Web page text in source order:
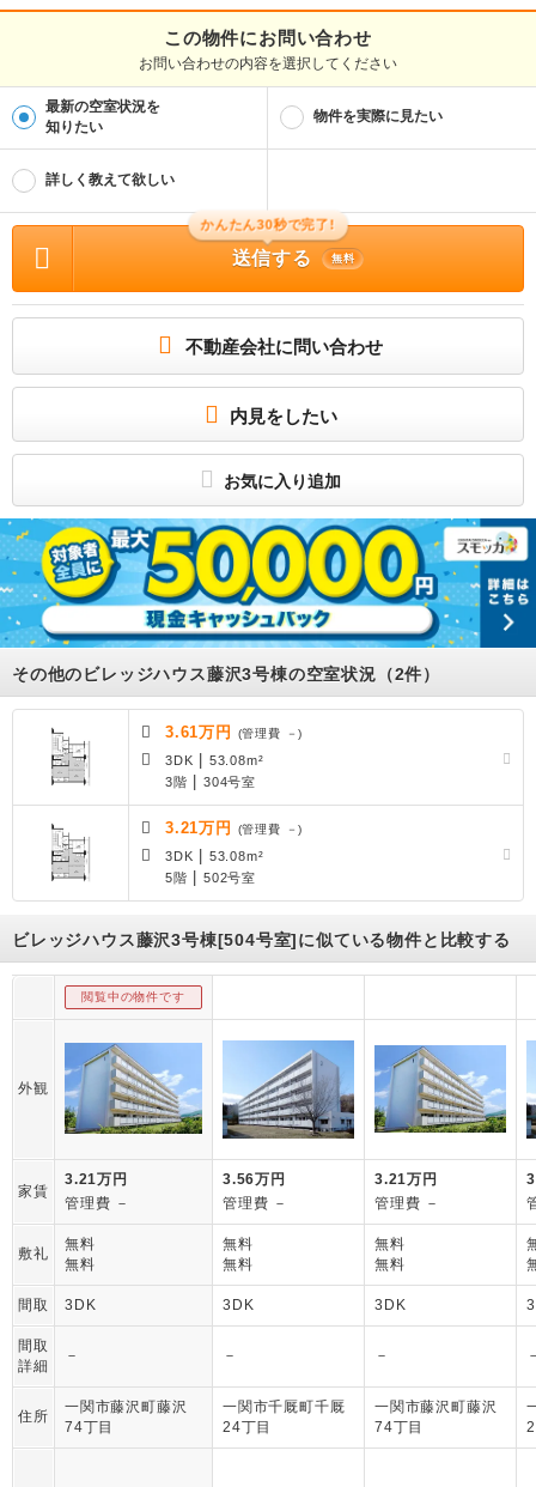
免許番号
東京都知事免許(2)第100758号
貸主
物件管理番号
2162030504
※お問い合わせの際には、担当者へ物件管理番号をお伝えください。
ビレッジハウスは、敷金、礼金、更新料、手数料がすべて0円！さらに
原則として保証人・保証会社不要！※契約内容や審査の結果、敷金や連
帯保証人が必要な場合があります。
物件の所在地 : 岩手県一関市藤沢町藤沢74丁目 / 交通の利便 : 大船渡線/千厩 / 面積
: 53.08m² / 築年月 : 1983年12月 / 賃料 : 3.21万円 / 管理費又は共益費等 : － /
礼金等 : 無料 / 敷金 : 無料、保証金等 : －、 償却、敷引 : － / 住宅総合保険等の損
害保険料 : － / その他 : － / 駐車場 : 空有
徒歩5分～6分。"フリーレント1ヶ月＋最大3万円引越サポートあり！"敷金・礼金・
ざいます。
この物件にお問い合わせ
お問い合わせの内容を選択してください
最新の空室状況を
知りたい
物件を実際に見たい
詳しく教えて欲しい
かんたん30秒で完了!
送信する 無料
不動産会社に問い合わせ
内見をしたい
お気に入り追加
その他のビレッジハウス藤沢3号棟の空室状況（2件）
3.61万円 (管理費 －)
3DK | 53.08m²
3階 |304号室
3.21万円 (管理費 －)
3DK | 53.08m²
5階 |502号室
ビレッジハウス藤沢3号棟[504号室]に似ている物件と比較する
閲覧中の物件です
外観
家賃
3.21万円
管理費 －
3.56万円
管理費 －
3.21万円
管理費 －
敷礼
無料
無料
無料
無料
無料
無料
間取 3DK 3DK 3DK
間取
詳細
－ － －
住所
一関市藤沢町藤沢
74丁目
一関市千厩町千厩
24丁目
一関市藤沢町藤沢
74丁目